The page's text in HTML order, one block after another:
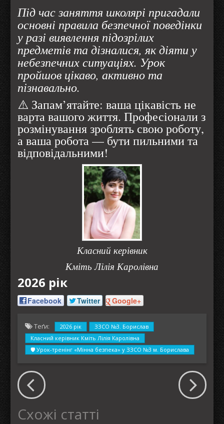
Під час заняття школярі пригадали
основні правила безпечної поведінки
у разі виявлення підозрілих
предметів та дізналися, як діяти у
небезпечних ситуаціях. Урок
пройшов цікаво, активно та
пізнавально.
⚠️ Запам’ятайте: ваша цікавість не
варта вашого життя. Професіонали з
розмінування зроблять свою роботу,
а ваша робота — бути пильними та
відповідальними!
Класний керівник
Кміть Лілія Каролівна
2026 рік
Facebook Twitter Google+
Теґи: 2026 рік
ЗЗСО №3. Борислав
Класний керівник Кміть Лілія Каролівна
🛡️ Урок-тренінг «Мінна безпека» у ЗЗСО №3 м. Борислава
Схожі статті